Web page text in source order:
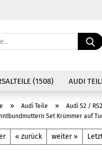
(1508) AUDI
» Audi Teile » Audi S2 / RS2
Set Krümmer auf
« zurück weiter »